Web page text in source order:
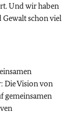
Und wir haben
schon viel
Die Vision von
gemeinsamen